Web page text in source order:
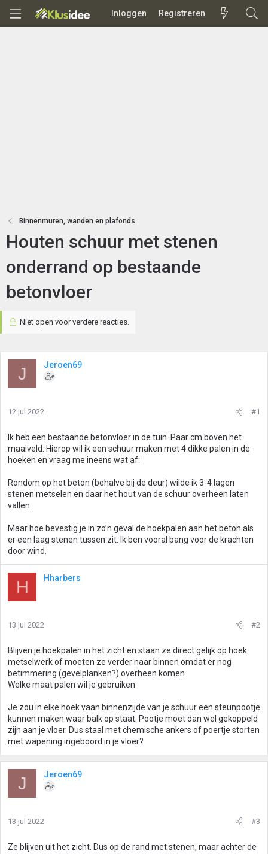
Inloggen Registreren
Binnenmuren, wanden en plafonds
Houten schuur met stenen
onderrand op bestaande
betonvloer
Niet open voor verdere reacties.
J Jeroen69
12 jul 2022 #1
Ik heb een bestaande betonvloer in de tuin. Paar cm boven het
maaiveld. Hierop wil ik een schuur maken met 4 dikke palen in de
hoeken en vraag me ineens wat af:
Rondom op het beton (behalve bij de deur) wilde ik 3-4 lagen
stenen metselen en daar het hout van de schuur overheen laten
vallen.
Maar hoe bevestig je in zo’n geval de hoekpalen aan het beton als
er een laag stenen tussen zit. Ik ben vooral bang voor de krachten
door wind.
H Hharbers
13 jul 2022 #2
Blijven je hoekpalen in het zicht en staan ze direct gelijk op hoek
metselwerk of moeten ze verder naar binnen omdat er nog
betimmering (gevelplanken?) overheen komen
Welke maat palen wil je gebruiken
Je zou in elke hoek vaan binnenzijde van je schuur een steunpootje
kunnen maken waar balk op staat. Pootje moet dan wel gekoppeld
zijn aan je vloer. Dus staal met chemische ankers of poertje storten
met wapening ingeboord in je vloer?
J Jeroen69
13 jul 2022 #3
Ze blijven uit het zicht. Dus op de rand met stenen, maar achter de